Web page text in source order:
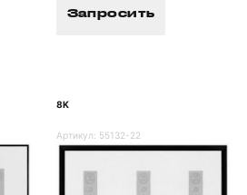
Запросить
8K
Артикул: 55132-22